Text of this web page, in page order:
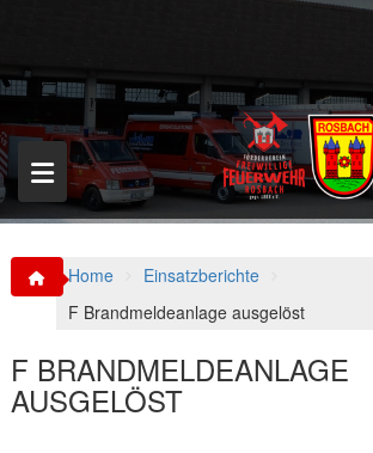
p
o
c
o
n
t
Home
Einsatzberichte
F Brandmeldeanlage ausgelöst
F BRANDMELDEANLAGE
AUSGELÖST